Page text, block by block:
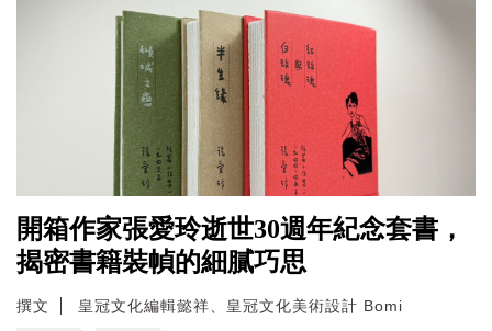
開箱作家張愛玲逝世30週年紀念套書，
揭密書籍裝幀的細膩巧思
撰文 皇冠文化編輯懿祥、皇冠文化美術設計 Bomi